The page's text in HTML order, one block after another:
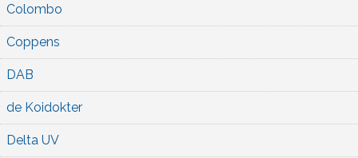
Colombo
Coppens
DAB
de Koidokter
Delta UV